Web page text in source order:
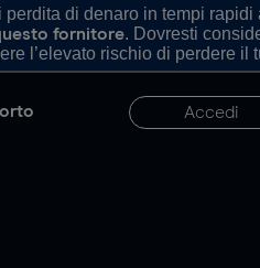
di denaro in tempi
fornitore. Dovresti
l’elevato rischio di perdere il
Accedi